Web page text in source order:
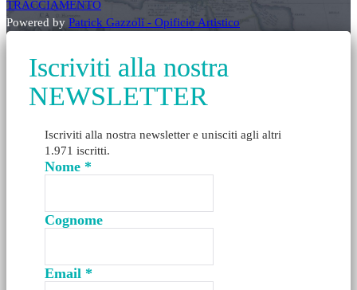
TRACCIAMENTO
Powered by Patrick Gazzoli - Opificio Artistico
Iscriviti alla nostra
NEWSLETTER
Iscriviti alla nostra newsletter e unisciti agli altri
1.971 iscritti.
Nome *
Cognome
Email *